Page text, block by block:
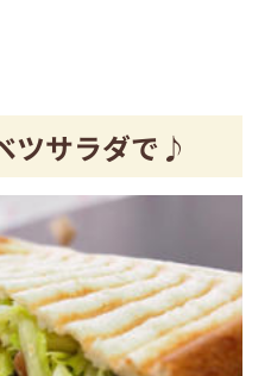
ツサラダで♪